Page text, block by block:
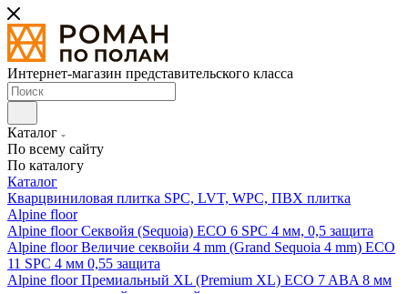
Интернет-магазин представительского класса
Каталог
По всему сайту
По каталогу
Каталог
Кварцвиниловая плитка SPC, LVT, WPC, ПВХ плитка
Alpine floor
Alpine floor Секвойя (Sequoia) ECO 6 SPC 4 мм, 0,5 защита
Alpine floor Величие секвойи 4 mm (Grand Sequoia 4 mm) ECO
11 SPC 4 мм 0,55 защита
Alpine floor Премиальный XL (Premium XL) ECO 7 ABA 8 мм